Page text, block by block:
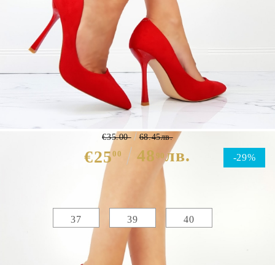
Елегантни обувки в червен цвят-
Viona Red 7646
-29%
€2500 48 90лв.
€35.00 68.45лв.
37 39 40
МАТЕРИАЛ ОСНОВЕН:
ЕКО ВЕЛУР